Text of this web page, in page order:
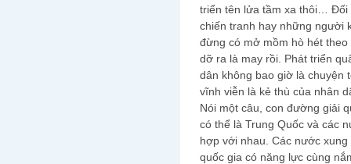
triển tên lửa tầm xa thôi… Đối
chiến tranh hay những người
đừng có mở mồm hò hét
dỡ ra là may rồi. Phát triển
dân không bao giờ là chuyện
vĩnh viễn là kẻ thù của nhân
Nói một câu, con đường giải
có thể là Trung Quốc và các
hợp với nhau. Các nước
quốc gia có năng lực cùng